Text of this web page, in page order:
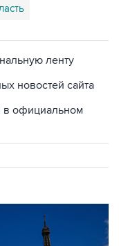
ленту
новостей сайта
в официальном